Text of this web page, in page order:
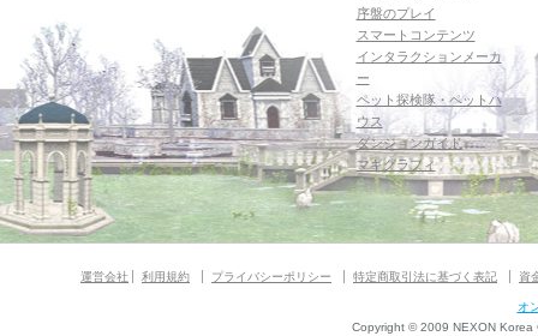
序盤のプレイ
スマートコンテンツ
インタラクションメーカ
ー
ペット探検隊・ペットハ
ウス
ダンジョンガイド
マギグラフィ
運営会社 利用規約 プライバシーポリシー 特定商取引法に基づく表記 資
オ
Copyright © 2009 NEXON Korea